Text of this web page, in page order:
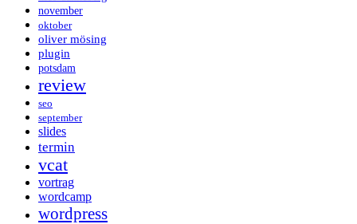
november
oktober
oliver mösing
plugin
potsdam
review
seo
september
slides
termin
vcat
vortrag
wordcamp
wordpress